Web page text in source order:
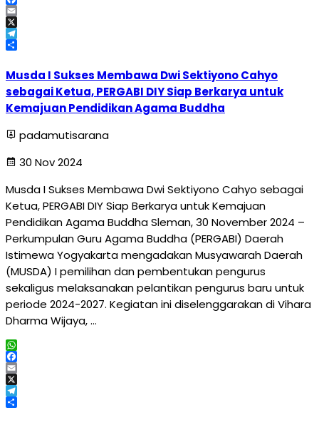
Facebook
Email
X
Telegram
Musda I Sukses Membawa Dwi Sektiyono Cahyo
sebagai Ketua, PERGABI DIY Siap Berkarya untuk
Kemajuan Pendidikan Agama Buddha
padamutisarana
30 Nov 2024
Musda I Sukses Membawa Dwi Sektiyono Cahyo sebagai
Ketua, PERGABI DIY Siap Berkarya untuk Kemajuan
Pendidikan Agama Buddha Sleman, 30 November 2024 –
Perkumpulan Guru Agama Buddha (PERGABI) Daerah
Istimewa Yogyakarta mengadakan Musyawarah Daerah
(MUSDA) I pemilihan dan pembentukan pengurus
sekaligus melaksanakan pelantikan pengurus baru untuk
periode 2024-2027. Kegiatan ini diselenggarakan di Vihara
Dharma Wijaya, …
WhatsApp
Facebook
Email
X
Telegram